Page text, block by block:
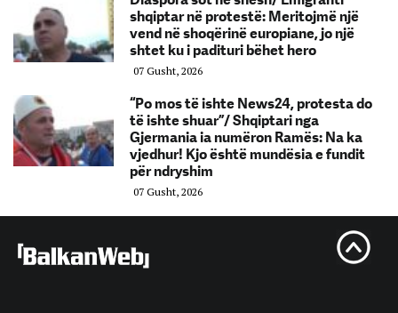
shqiptar në protestë: Meritojmë një
vend në shoqërinë europiane, jo një
shtet ku i padituri bëhet hero
07 Gusht, 2026
“Po mos të ishte News24, protesta do
të ishte shuar”/ Shqiptari nga
Gjermania ia numëron Ramës: Na ka
vjedhur! Kjo është mundësia e fundit
për ndryshim
07 Gusht, 2026